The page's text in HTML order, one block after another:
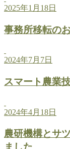
2025年1月18日
事務所移転の
2024年7月7日
スマート農業
2024年4月18日
農研機構とサ